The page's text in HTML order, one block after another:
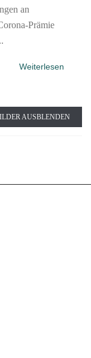
an
Prämie
Weiterlesen
AUSBLENDEN